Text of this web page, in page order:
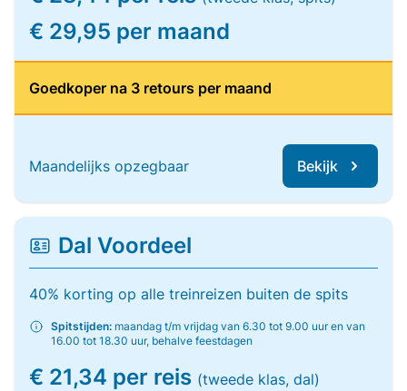
€ 29,95 per maand
Goedkoper na 3 retours per maand
Maandelijks opzegbaar Bekijk
Dal Voordeel
40% korting op alle treinreizen buiten de spits
Spitstijden: maandag t/m vrijdag van 6.30 tot 9.00 uur en van
16.00 tot 18.30 uur, behalve feestdagen
€ 21,34 per reis (tweede klas, dal)